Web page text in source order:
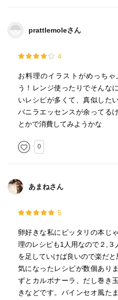
prattlemoleさん
4
お料理のイラストがめっち
う！レンジ使ったりでそんな
いレシピが多くて、真似した
バニラエッセンスが余ってる
とかで消費してみようかな
0
あまねさん
5
卵好きな私にピッタリの本じ
理のレシピも1人用なので２,
を足していけば良いので楽だと
気になったレシピが数個あり
ずとカルボナーラ、だし巻き
きなどです。バインセオ風た